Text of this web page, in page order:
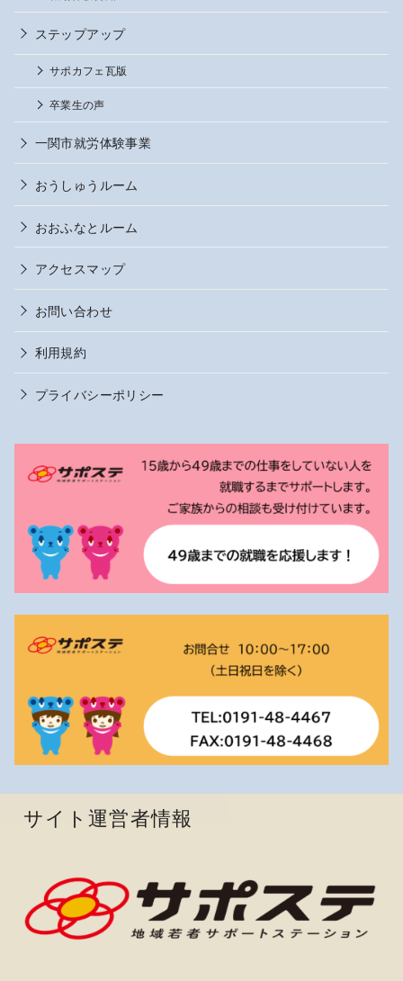
ステップアップ
サポカフェ瓦版
卒業生の声
一関市就労体験事業
おうしゅうルーム
おおふなとルーム
アクセスマップ
お問い合わせ
利用規約
プライバシーポリシー
サイト運営者情報